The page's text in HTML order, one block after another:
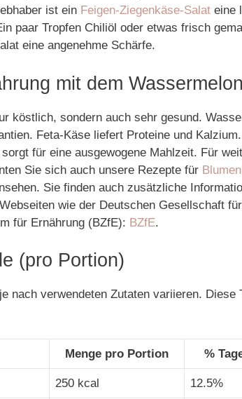
ist ein Feigen-Ziegenkäse-Salat eine
paar Tropfen Chiliöl oder etwas frisch
eine angenehme Schärfe.
mit dem
köstlich, sondern auch sehr gesund.
Feta-Käse liefert Proteine und
für eine ausgewogene Mahlzeit. Für
Sie sich auch unsere Rezepte für
Sie finden auch zusätzliche
wie der Deutschen Gesellschaft
für Ernährung (BZfE): BZfE.
(pro Portion)
nach verwendeten Zutaten variieren. Diese
Menge pro Portion %
250 kcal 12.5%